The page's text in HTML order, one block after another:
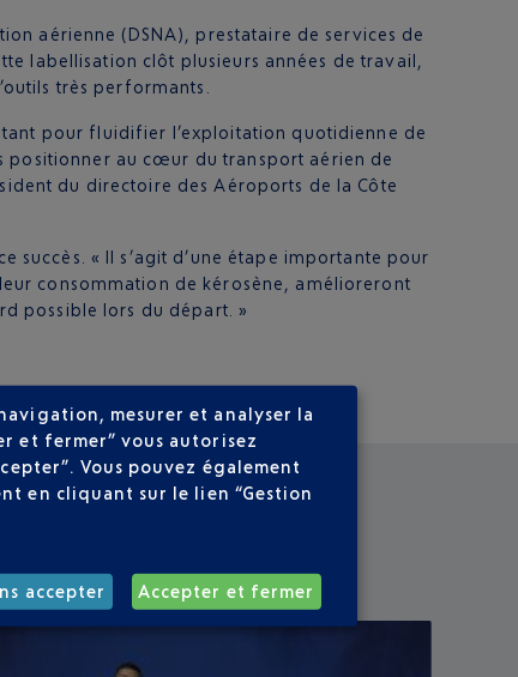
aérienne (DSNA), prestataire de services de
labellisation clôt plusieurs années de travail,
très performants.
pour fluidifier l’exploitation quotidienne de
positionner au cœur du transport aérien de
du directoire des Aéroports de la Côte
« Il s’agit d’une étape importante pour
consommation de kérosène, amélioreront
possible lors du départ. »
mesurer et analyser la
et fermer” vous autorisez
Vous pouvez également
en cliquant sur le lien “Gestion
accepter Accepter et fermer